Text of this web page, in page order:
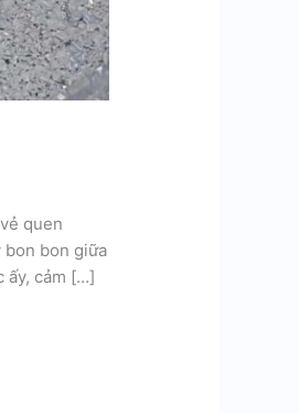
quen
bon giữa
ấy, cảm […]